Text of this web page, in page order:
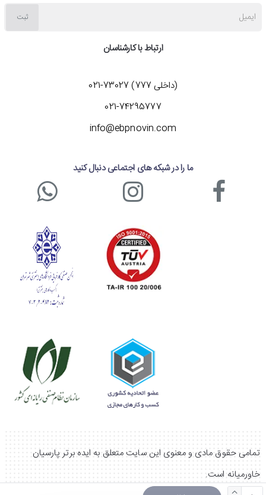
ایمیل ثبت
ارتباط با کارشناسان
(داخلی 777) 73027-021
021-74295777
info@ebpnovin.com
ما را در شبکه های اجتماعی دنبال کنید
تمامی حقوق مادی و معنوی این سایت متعلق به ایده برتر پارسیان
خاورمیانه است.